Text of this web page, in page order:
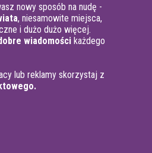
nowy sposób na nudę -
, niesamowite miejsca,
i dużo dużo więcej.
wiadomości każdego
lub reklamy skorzystaj z